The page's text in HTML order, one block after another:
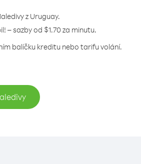
z Uruguay.
– sazby od $1.70 za minutu.
balíčku kreditu nebo tarifu volání.